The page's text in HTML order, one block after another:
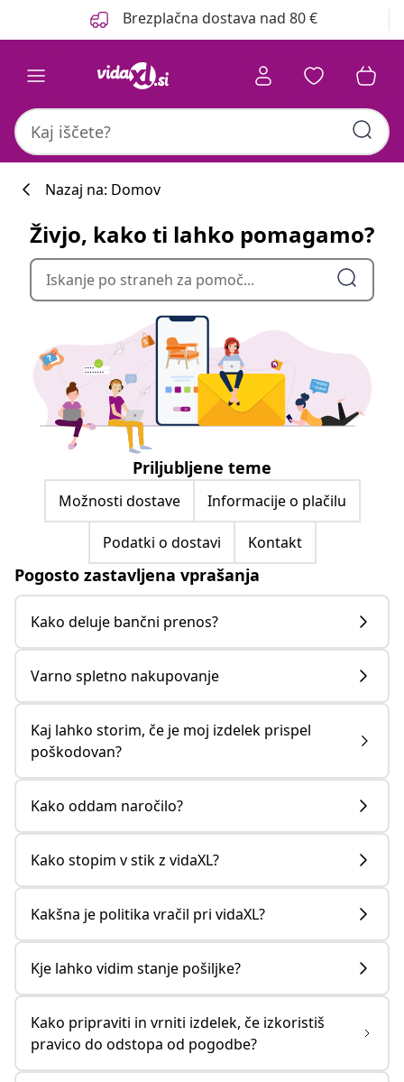
Brezplačna dostava nad 80 €
Nazaj na: Domov
Živjo, kako ti lahko pomagamo?
Priljubljene teme
Možnosti dostave Informacije o plačilu
Podatki o dostavi Kontakt
Pogosto zastavljena vprašanja
Kako deluje bančni prenos?
Varno spletno nakupovanje
Kaj lahko storim, če je moj izdelek prispel
poškodovan?
Kako oddam naročilo?
Kako stopim v stik z vidaXL?
Kakšna je politika vračil pri vidaXL?
Kje lahko vidim stanje pošiljke?
Kako pripraviti in vrniti izdelek, če izkoristiš
pravico do odstopa od pogodbe?